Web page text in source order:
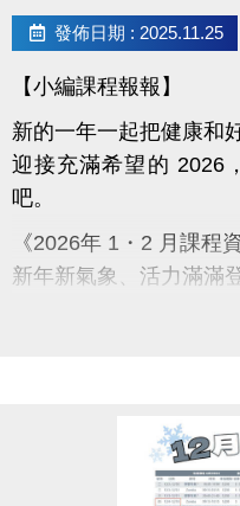
發佈日期 : 2025.11.25
【小編課程報報】
新的一年一起把健康和
迎接充滿希望的 2026
吧。
《2026年 1・2 月課程
新年新氣象、活力滿滿
蘆寶與薇薇陪你迎向
12/3～12/10：舊生原
12/11～12/31：APP 報